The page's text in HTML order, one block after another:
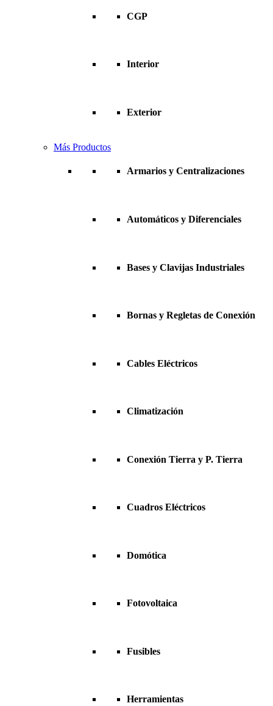
CGP
Interior
Exterior
Más Productos
Armarios y Centralizaciones
Automáticos y Diferenciales
Bases y Clavijas Industriales
Bornas y Regletas de Conexión
Cables Eléctricos
Climatización
Conexión Tierra y P. Tierra
Cuadros Eléctricos
Domótica
Fotovoltaica
Fusibles
Herramientas